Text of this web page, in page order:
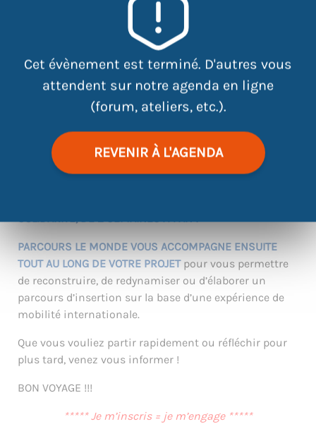
Cet évènement est terminé. D'autres vous
attendent sur notre agenda en ligne
(forum, ateliers, etc.).
REVENIR À L'AGENDA
Leaflet
« Partir, pourquoi pas moi ? »
découvrir les différents dispositifs de mobilité
européens et internationaux.
PARCOURS LE MONDE VOUS ACCOMPAGNE ENSUITE
TOUT AU LONG DE VOTRE PROJETpour vous permettre
de reconstruire, de redynamiser ou d’élaborer un
parcours d’insertion sur la base d’une expérience de
mobilité internationale.
Que vous vouliez partir rapidement ou réfléchir pour
plus tard, venez vous informer !
BON VOYAGE !!!
***** Je m’inscris = je m’engage *****